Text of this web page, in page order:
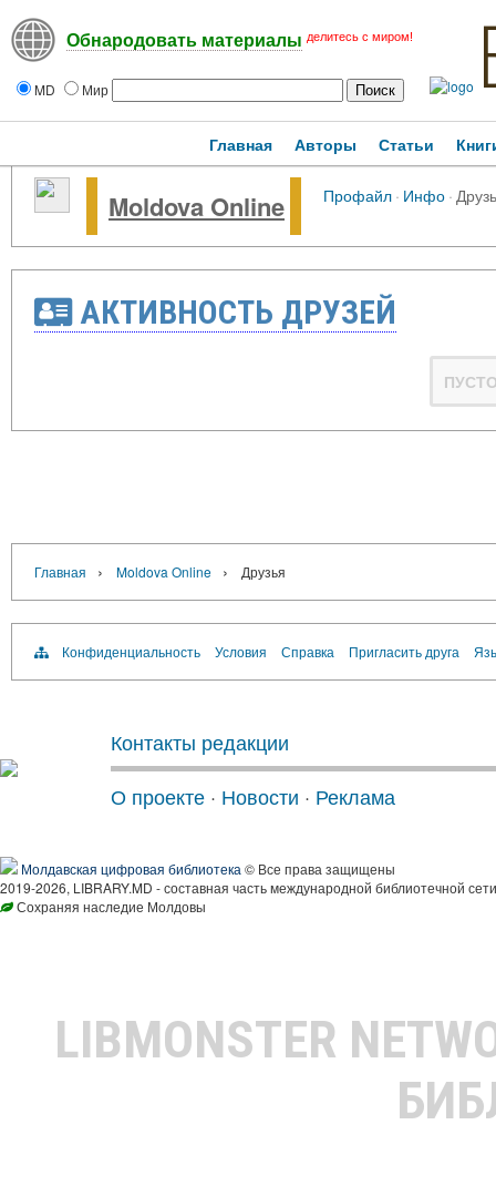
Обнародовать материалы делитесь с миром!
MD Мир
Главная Авторы Статьи
Moldova Online Профайл· Инфо·
АКТИВНОСТЬ ДРУЗЕЙ
Главная › Moldova Online › Друзья
Конфиденциальность Условия Справка Пригласить друга
Контакты редакции
О проекте · Новости · Реклама
Молдавская цифровая библиотека © Все права защищены
2019-2026, LIBRARY.MD - составная часть международной библиотечной
Сохраняя наследие Молдовы
LIBMONSTER